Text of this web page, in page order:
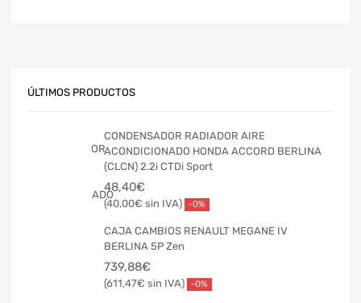
ÚLTIMOS PRODUCTOS
CONDENSADOR RADIADOR AIRE
ACONDICIONADO HONDA ACCORD BERLINA
(CLCN) 2.2i CTDi Sport
48,40€
40,00€ -0%
CAJA CAMBIOS RENAULT MEGANE IV
BERLINA 5P Zen
739,88€
611,47€ -0%